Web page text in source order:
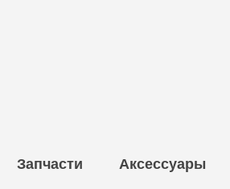
Запчасти Аксессуары